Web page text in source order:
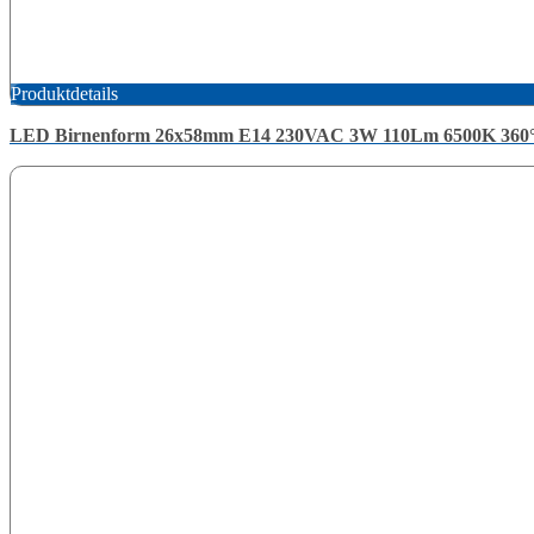
Produktdetails
LED Birnenform 26x58mm E14 230VAC 3W 110Lm 6500K